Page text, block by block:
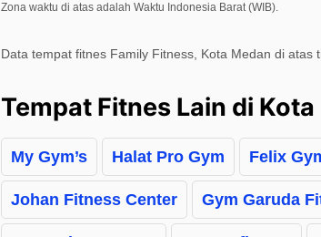
Zona waktu di atas adalah Waktu Indonesia Barat (WIB).
Data tempat fitnes Family Fitness, Kota Medan di atas
Tempat Fitnes Lain di
My Gym’s Halat Pro Gym Felix
Johan Fitness Center Gym Garuda